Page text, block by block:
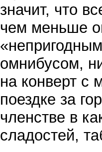
значит, что
чем меньше
омнибусом,
на конверт с
поездке за
членстве в
сладостей,